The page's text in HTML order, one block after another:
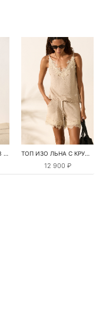
ШОРТЫ ИЗ ХЛОПКА В КЛЕТКУ ТОП ИЗО ЛЬНА С КРУЖЕВОМ
12 900 ₽